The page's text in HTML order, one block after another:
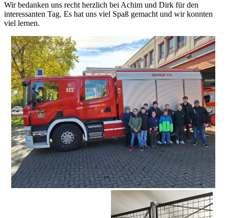
Wir bedanken uns recht herzlich bei Achim und Dirk für den
interessanten Tag. Es hat uns viel Spaß gemacht und wir konnten
viel lernen.